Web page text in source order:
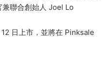
聯合創始人 Joel Lo
日上市，並將在 Pinksale